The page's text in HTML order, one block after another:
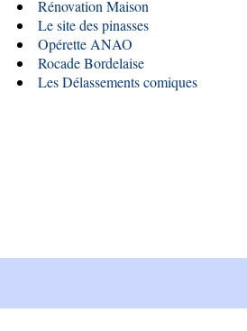
Rénovation Maison
Le site des pinasses
Opérette ANAO
Rocade Bordelaise
Les Délassements comiques